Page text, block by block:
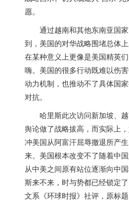
愿。
通过越南和其他东南亚国
到，美国的对华战略围堵总体
在某种意义上更像是美国精英
嗨。美国的很多行动既难以伤
动力机制，也推动不了具体国
对抗。
哈里斯此次访问新加坡、
舆论做了战略拔高，而实际上
冲美国从阿富汗屈辱撤退所产
来。美国根本改变不了随着中
从中美之间原有站位逐渐向中国
斯来不来，时与势都已经锁定了
文系《环球时报》社评，原标题